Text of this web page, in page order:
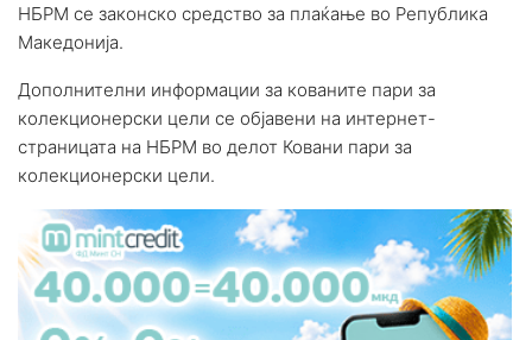
НБРМ се законско средство за плаќање во Република
Македонија.
Дополнителни информации за кованите пари за
колекционерски цели се објавени на интернет-
страницата на НБРМ во делот Ковани пари за
колекционерски цели.